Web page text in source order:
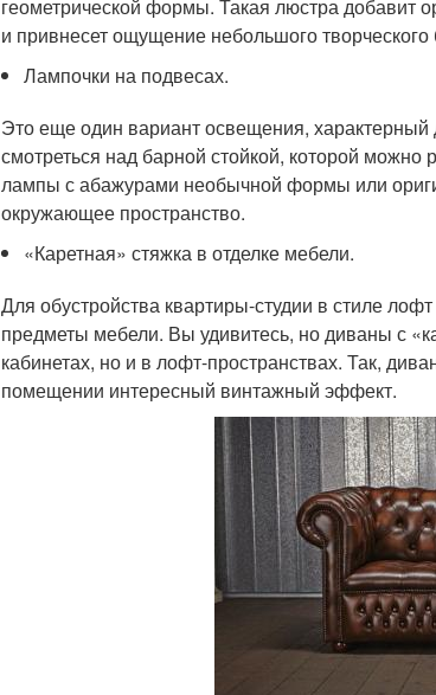
геометрической формы. Такая люстра добавит
и привнесет ощущение небольшого творческого
Лампочки на подвесах.
Это еще один вариант освещения,
смотреться над барной стойкой, которой можно
лампы с абажурами необычной формы или
окружающее пространство.
«Каретная» стяжка в отделке мебели.
Для обустройства квартиры-студии в стиле
предметы мебели. Вы удивитесь, но диваны с
кабинетах, но и в лофт-пространствах. Так,
помещении интересный винтажный эффект.